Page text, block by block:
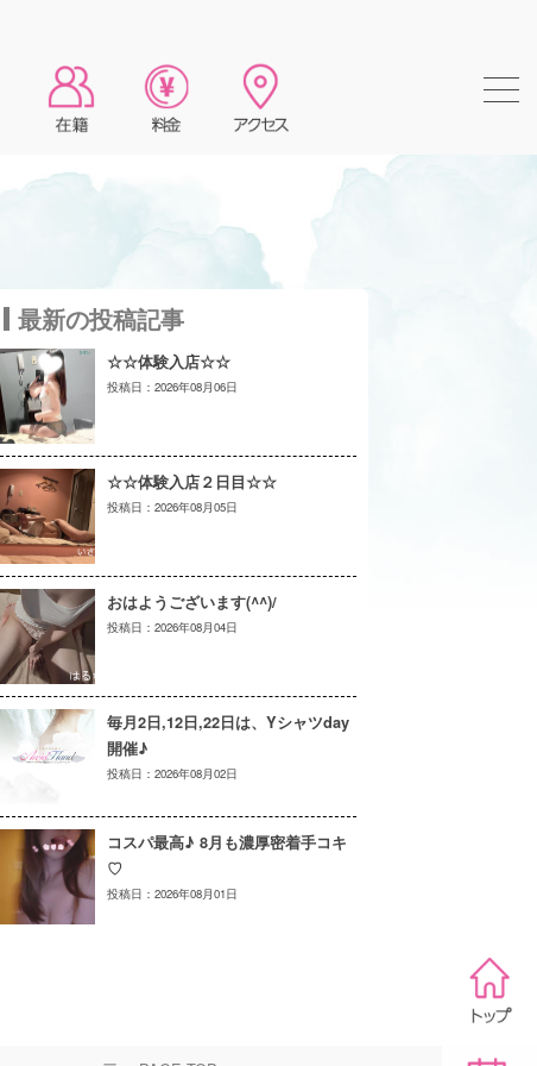
最新の投稿記事
☆☆体験入店☆☆
2026年08月06日
☆☆体験入店２日目☆☆
2026年08月05日
おはようございます(^^)/
2026年08月04日
毎月2日,12日,22日は、Yシャツday
開催♪
2026年08月02日
コスパ最高♪ 8月も濃厚密着手コキ
♡
2026年08月01日